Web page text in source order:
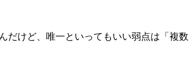
だけど、唯一といってもいい弱点は「複数